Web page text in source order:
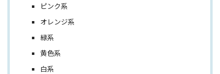
ピンク系
オレンジ系
緑系
黄色系
白系